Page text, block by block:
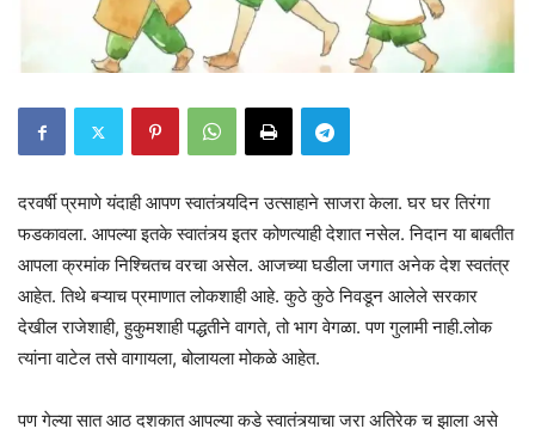
दरवर्षी प्रमाणे यंदाही आपण स्वातंत्र्यदिन उत्साहाने साजरा केला. घर घर तिरंगा
फडकावला. आपल्या इतके स्वातंत्र्य इतर कोणत्याही देशात नसेल. निदान या बाबतीत
आपला क्रमांक निश्चितच वरचा असेल. आजच्या घडीला जगात अनेक देश स्वतंत्र
आहेत. तिथे बऱ्याच प्रमाणात लोकशाही आहे. कुठे कुठे निवडून आलेले सरकार
देखील राजेशाही, हुकुमशाही पद्धतीने वागते, तो भाग वेगळा. पण गुलामी नाही.लोक
त्यांना वाटेल तसे वागायला, बोलायला मोकळे आहेत.
पण गेल्या सात आठ दशकात आपल्या कडे स्वातंत्र्याचा जरा अतिरेक च झाला असे